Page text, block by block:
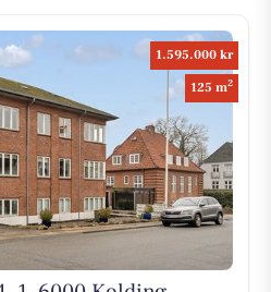
1.595.000 kr
125 m2